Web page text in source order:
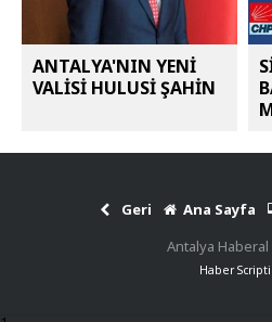
ANTALYA'NIN YENİ
VALİSİ HULUSİ ŞAHİN
Geri Ana Sayfa
Antalya
Haber Scripti